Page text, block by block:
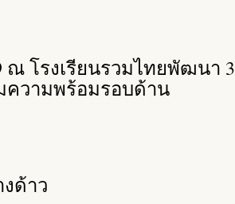
ณ โรงเรียนรวมไทยพัฒนา 3
ความพร้อมรอบด้าน
ด้าว